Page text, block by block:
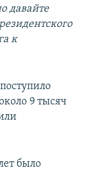
давайте
к
9 тысяч
было